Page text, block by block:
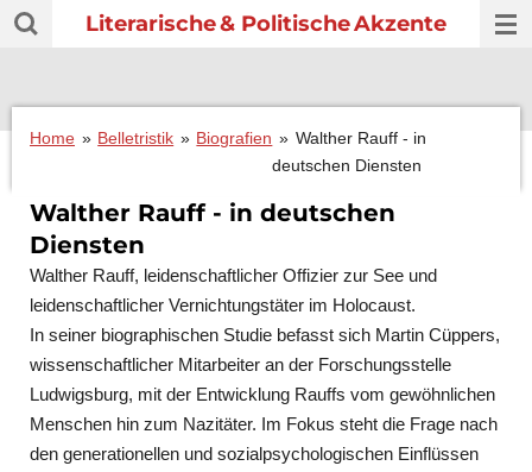
Zum
Hauptinhalt
Literarische& PolitischeAkzente
Home » Belletristik » Biografien » Walther Rauff - in
deutschen Diensten
Walther Rauff - in deutschen
Diensten
Walther Rauff, leidenschaftlicher Offizier zur See und
leidenschaftlicher Vernichtungstäter im Holocaust.
In seiner biographischen Studie befasst sich Martin Cüppers,
wissenschaftlicher Mitarbeiter an der Forschungsstelle
Ludwigsburg, mit der Entwicklung Rauffs vom gewöhnlichen
Menschen hin zum Nazitäter. Im Fokus steht die Frage nach
den generationellen und sozialpsychologischen Einflüssen